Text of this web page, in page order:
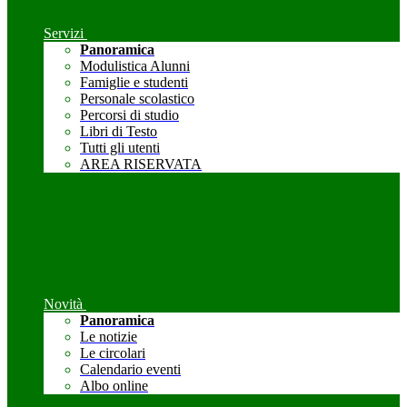
Servizi
Panoramica
Modulistica Alunni
Famiglie e studenti
Personale scolastico
Percorsi di studio
Libri di Testo
Tutti gli utenti
AREA RISERVATA
Novità
Panoramica
Le notizie
Le circolari
Calendario eventi
Albo online